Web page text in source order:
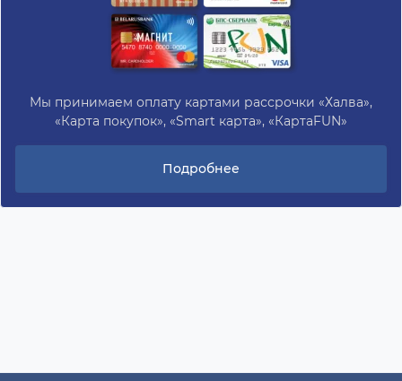
Мы принимаем оплату картами рассрочки «Халва»,
«Карта покупок», «Smart карта», «КартаFUN»
Подробнее